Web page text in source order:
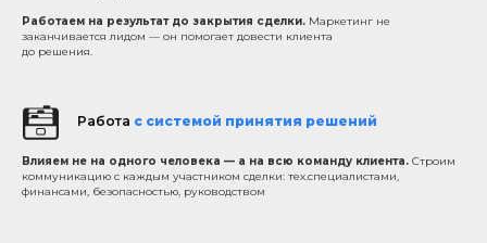
Работаем на результат до закрытия сделки. Маркетинг не
заканчивается лидом — он помогает довести клиента
до решения.
Работа с системой принятия решений
Влияем не на одного человека — а на всю команду клиента. Строим
коммуникацию с каждым участником сделки: тех.специалистами,
финансами, безопасностью, руководством